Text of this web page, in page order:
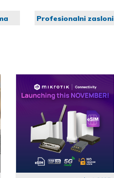
Profesionalni zasloni